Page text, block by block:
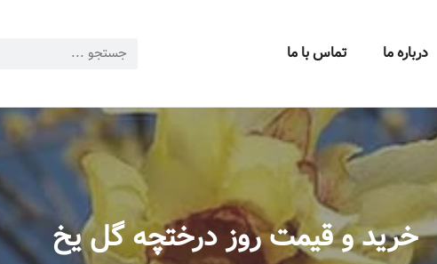
درباره ما تماس با ما
خرید و قیمت روز درختچه گل یخ